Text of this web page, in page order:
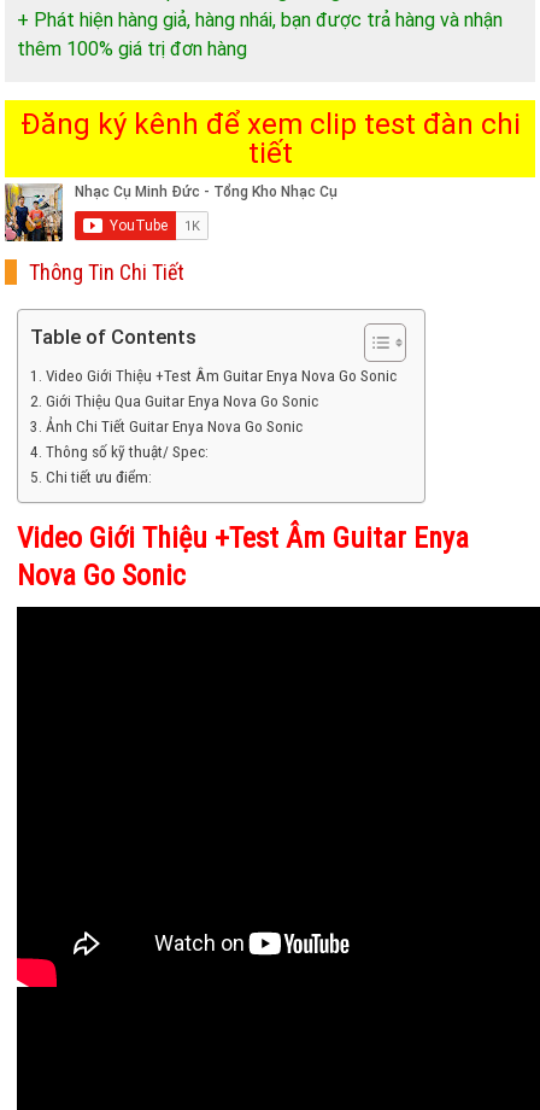
+ Phát hiện hàng giả, hàng nhái, bạn được trả hàng và nhận
thêm 100% giá trị đơn hàng
Đăng ký kênh để xem clip test đàn chi
tiết
Thông Tin Chi Tiết
Table of Contents
Video Giới Thiệu +Test Âm Guitar Enya Nova Go Sonic
Giới Thiệu Qua Guitar Enya Nova Go Sonic
Ảnh Chi Tiết Guitar Enya Nova Go Sonic
Thông số kỹ thuật/ Spec:
Chi tiết ưu điểm:
Video Giới Thiệu +Test Âm Guitar Enya
Nova Go Sonic